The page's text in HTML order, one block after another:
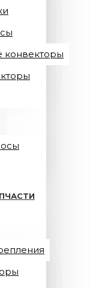
конвекторы